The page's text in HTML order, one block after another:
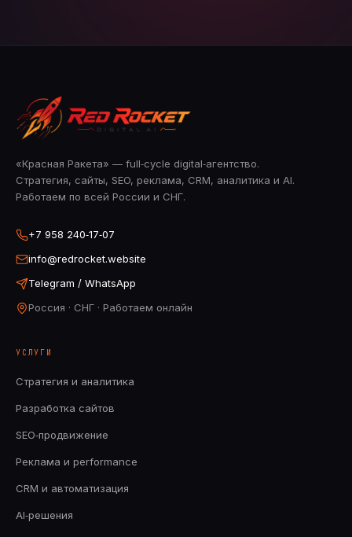
«Красная Ракета» — full‑cycle digital‑агентство.
Стратегия, сайты, SEO, реклама, CRM, аналитика и AI.
Работаем по всей России и СНГ.
+7 958 240‑17‑07
info@redrocket.website
Telegram / WhatsApp
Россия · СНГ · Работаем онлайн
УСЛУГИ
Стратегия и аналитика
Разработка сайтов
SEO‑продвижение
Реклама и performance
CRM и автоматизация
AI‑решения